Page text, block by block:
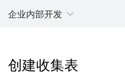
企业内部开发
创建收集表